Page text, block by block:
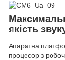
якість
Апаратна
процесор з